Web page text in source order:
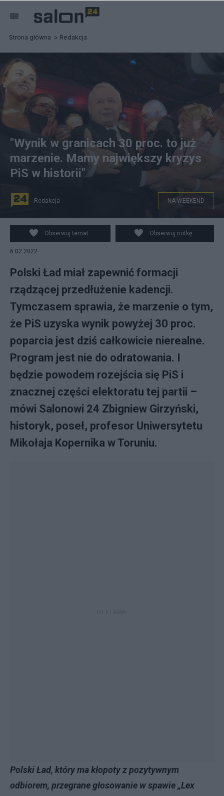
Strona główna Redakcja
Zbigniew Girzyński ostro ocenia ostatnie miesiące w
wykonaniu PiS.
"Wynik w granicach 30 proc. to już
marzenie. Mamy największy kryzys
PiS w historii"
Redakcja NA WEEKEND
Obserwuj temat Obserwuj notkę
6.02.2022
Polski Ład miał zapewnić formacji
rządzącej przedłużenie kadencji.
Tymczasem sprawia, że marzenie o tym,
że PiS uzyska wynik powyżej 30 proc.
poparcia jest dziś całkowicie nierealne.
Program jest nie do odratowania. I
będzie powodem rozejścia się PiS i
znacznej części elektoratu tej partii –
mówi Salonowi 24 Zbigniew Girzyński,
historyk, poseł, profesor Uniwersytetu
Mikołaja Kopernika w Toruniu.
Polski Ład, który ma kłopoty z pozytywnym
odbiorem, przegrane głosowanie w spawie „Lex